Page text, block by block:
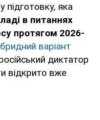
підготовку, яка
в питаннях
протягом 2026-
варіант
диктатор
відкрито вже